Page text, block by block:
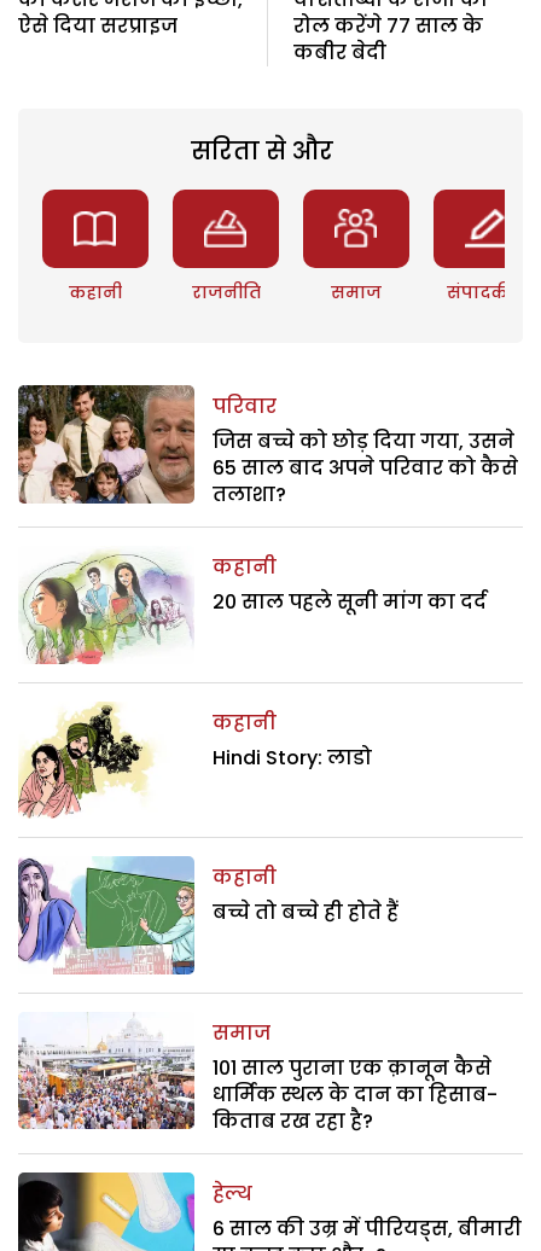
ऐसे दिया सरप्राइज
रोल करेंगे 77 साल के
कबीर बेदी
सरिता से और
कहानी राजनीति समाज संपादकीय
परिवार
जिस बच्चे को छोड़ दिया गया, उसने
65 साल बाद अपने परिवार को कैसे
तलाशा?
कहानी
20 साल पहले सूनी मांग का दर्द
कहानी
Hindi Story: लाडो
कहानी
बच्चे तो बच्चे ही होते हैं
समाज
101 साल पुराना एक क़ानून कैसे
धार्मिक स्थल के दान का हिसाब-
किताब रख रहा है?
हेल्थ
6 साल की उम्र में पीरियड्स, बीमारी